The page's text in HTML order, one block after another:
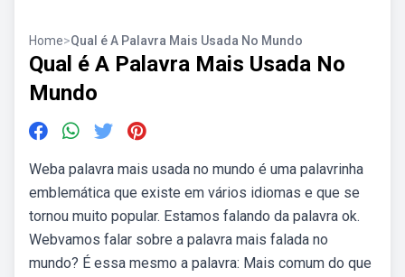
Home>Qual é A Palavra Mais Usada No Mundo
Qual é A Palavra Mais Usada No
Mundo
Weba palavra mais usada no mundo é uma palavrinha
emblemática que existe em vários idiomas e que se
tornou muito popular. Estamos falando da palavra ok.
Webvamos falar sobre a palavra mais falada no
mundo? É essa mesmo a palavra: Mais comum do que